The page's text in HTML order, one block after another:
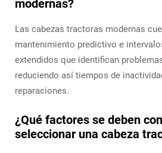
modernas?
Las cabezas tractoras modernas
mantenimiento predictivo e
extendidos que identifican
reduciendo así tiempos de
reparaciones.
¿Qué factores se deben
seleccionar una cabeza